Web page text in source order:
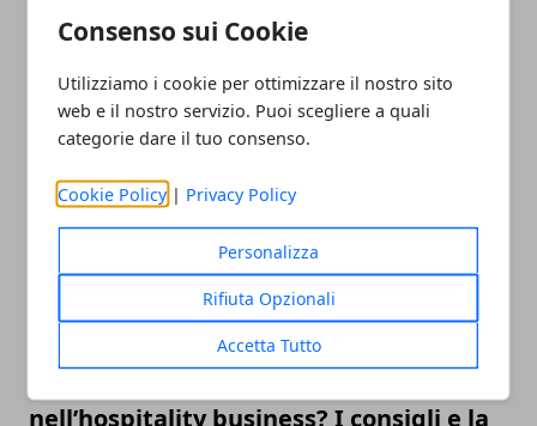
Consenso sui Cookie
Utilizziamo i cookie per ottimizzare il nostro sito
web e il nostro servizio. Puoi scegliere a quali
categorie dare il tuo consenso.
Cookie Policy | Privacy Policy
Personalizza
Rifiuta Opzionali
Accetta Tutto
ARTICOLI CORRELATI
nell’hospitality business? I consigli e la